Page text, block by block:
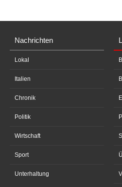
Nachrichten
Lokal
Italien
Chronik
Politik
Wirtschaft
Sport
Unterhaltung